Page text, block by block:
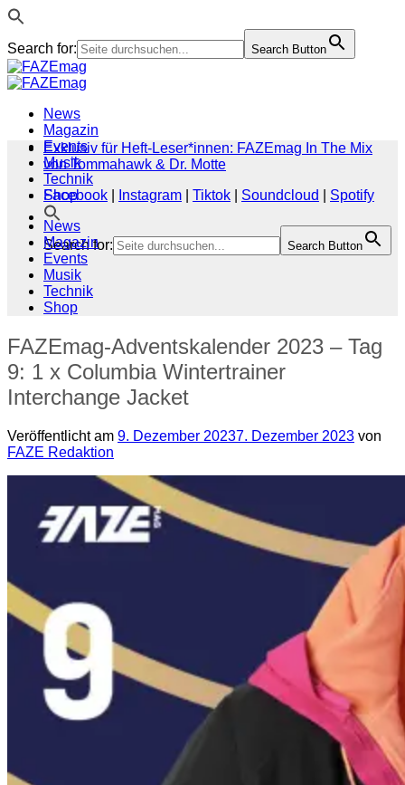
Search for: Search Button
Zum
Inhalt
News
Magazin
Events
Musik
Technik
Shop
Search for: Search Button
Exklusiv für Heft-Leser*innen: FAZEmag In The Mix
von Tommahawk & Dr. Motte
Facebook
Instagram Tiktok Soundcloud
Spotify
News
Magazin
Events
Musik
Technik
Shop
FAZEmag-Adventskalender 2023 – Tag
9: 1 x Columbia Wintertrainer
Interchange Jacket
Veröffentlicht am 9. Dezember 20237. Dezember 2023 von
FAZE Redaktion